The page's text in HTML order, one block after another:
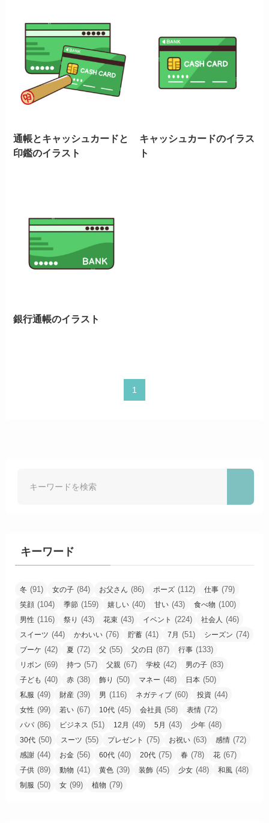
通帳とキャッシュカードと
印鑑のイラスト
キャッシュカードのイラス
ト
銀行通帳のイラスト
1
キーワード
冬 (91) 女の子 (84) お父さん (86) ポーズ (112) 仕事 (79)
笑顔 (104) 季節 (159) 嬉しい (40) 甘い (43) 食べ物 (100)
男性 (116) 祭り (43) 花束 (43) イベント (224) 社会人 (46)
スイーツ (44) かわいい (76) 貯蓄 (41) 7月 (51) シーズン (74)
ブーケ (42) 夏 (72) 父 (55) 父の日 (87) 行事 (133)
リボン (69) 持つ (57) 父親 (67) 学校 (42) 男の子 (83)
子ども (40) 赤 (38) 飾り (50) マネー (48) 日本 (50)
私服 (49) 財産 (39) 男 (116) ネガティブ (60) 投資 (44)
女性 (99) 若い (67) 10代 (45) 会社員 (58) 表情 (72)
パパ (86) ビジネス (51) 12月 (49) 5月 (43) 少年 (48)
30代 (50) スーツ (55) プレゼント (75) お祝い (63) 感情 (72)
感謝 (44) お金 (56) 60代 (40) 20代 (75) 春 (78) 花 (67)
子供 (89) 動物 (41) 黄色 (39) 装飾 (45) 少女 (48) 和風 (48)
制服 (50) 女 (99) 植物 (79)